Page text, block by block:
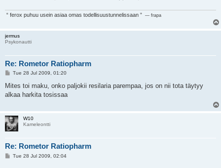
“ ferox puhuu usein asiaa omas todellisuustunnelissaan ” — frapa
jermus
Psykonautti
Re: Rometor Ratiopharm
P
s
Tue 28 Jul 2009, 01:20
Mites toi maku, onko paljokii resilaria parempaa, jos on nii tota täytyy
alkaa harkita tosissaa
W10
Kameleontti
Re: Rometor Ratiopharm
PTue 28 Jul 2009, 02:04